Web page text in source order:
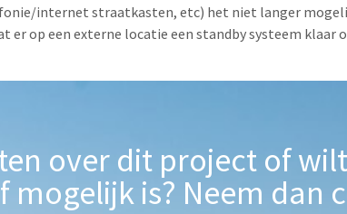
internet straatkasten, etc) het niet langer
er op een externe locatie een standby systeem klaar
over dit project of
mogelijk is? Neem dan